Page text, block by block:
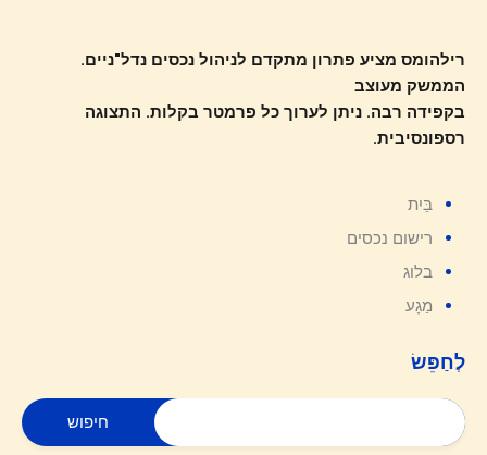
רילהומס מציע פתרון מתקדם לניהול נכסים נדל"ניים.
הממשק מעוצב
בקפידה רבה. ניתן לערוך כל פרמטר בקלות. התצוגה
רספונסיבית.
בַּיִת
רישום נכסים
בלוג
מַגָע
לְחַפֵּשׂ